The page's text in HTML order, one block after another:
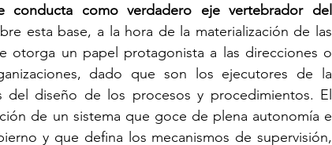
como verdadero eje vertebrador del
esta base, a la hora de la materialización de las
otorga un papel protagonista a las direcciones o
dado que son los ejecutores de la
diseño de los procesos y procedimientos. El
de un sistema que goce de plena autonomía e
y que defina los mecanismos de supervisión,